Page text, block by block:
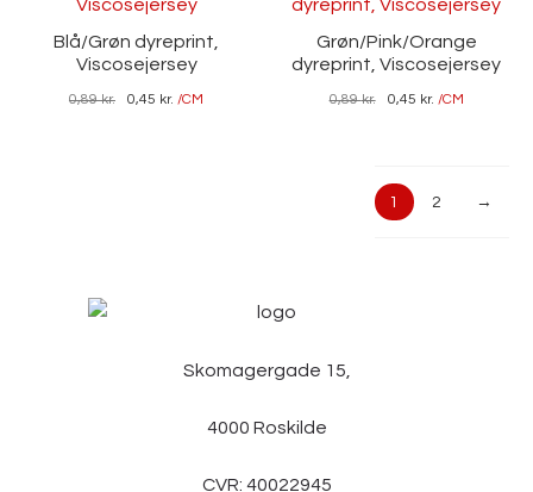
Blå/Grøn dyreprint,
Viscosejersey
0,89kr. 0,45 kr. /CM
Grøn/Pink/Orange
dyreprint, Viscosejersey
0,89kr. 0,45 kr. /CM
1 2 →
Skomagergade 15,
4000 Roskilde
CVR: 40022945